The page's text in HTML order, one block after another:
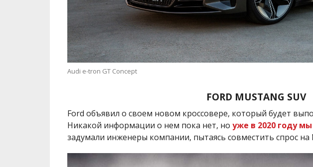
Audi e-tron GT Concept
FORD MUSTANG SUV
Ford объявил о своем новом кроссовере, который будет
Никакой информации о нем пока нет, но уже в 2020 году
задумали инженеры компании, пытаясь совместить спрос на